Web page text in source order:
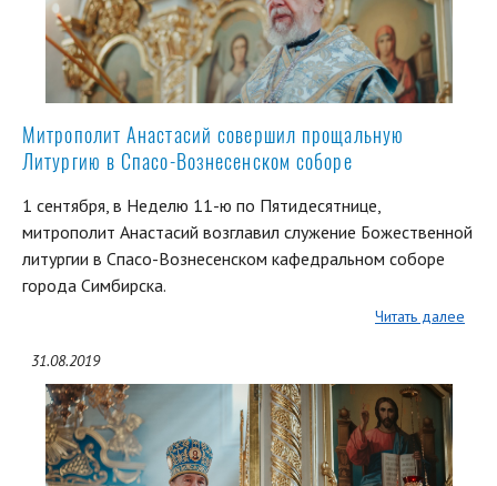
Митрополит Анастасий совершил прощальную
Литургию в Спасо-Вознесенском соборе
1 сентября, в Неделю 11-ю по Пятидесятнице,
митрополит Анастасий возглавил служение Божественной
литургии в Спасо-Вознесенском кафедральном соборе
города Симбирска.
Читать далее
31.08.2019